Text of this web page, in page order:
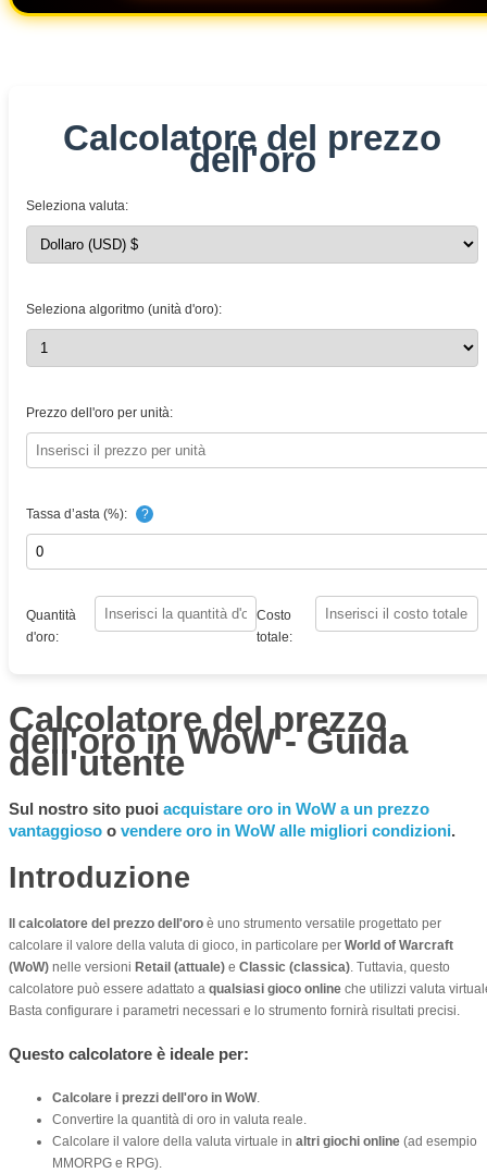
Calcolatore del prezzo
dell'oro
Seleziona valuta:
Seleziona algoritmo (unità d'oro):
Prezzo dell'oro per unità:
Tassa d’asta (%): ?
Quantità
d'oro:
Costo
totale:
Calcolatore del prezzo
dell'oro in WoW - Guida
dell'utente
Sul nostro sito puoi acquistare oro in WoW a un prezzo
vantaggioso o vendere oro in WoW alle migliori condizioni.
Introduzione
Il calcolatore del prezzo dell'oro è uno strumento versatile progettato per
calcolare il valore della valuta di gioco, in particolare per World of Warcraft
(WoW) nelle versioni Retail (attuale) e Classic (classica). Tuttavia, questo
calcolatore può essere adattato a qualsiasi gioco online che utilizzi valuta
Basta configurare i parametri necessari e lo strumento fornirà risultati precisi.
Questo calcolatore è ideale per:
Calcolare i prezzi dell'oro in WoW.
Convertire la quantità di oro in valuta reale.
Calcolare il valore della valuta virtuale in altri giochi online (ad esempio
MMORPG e RPG).